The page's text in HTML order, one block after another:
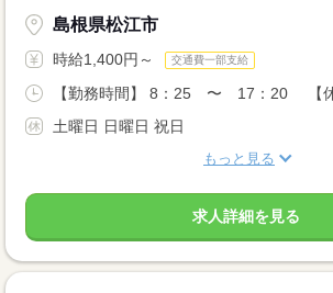
島根県松江市
時給1,400円～ 交通費一部支給
【勤務時間】 8：25 〜 17：20 【
土曜日 日曜日 祝日
もっと見る
求人詳細を見る